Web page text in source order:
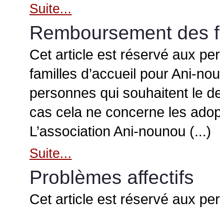
Suite...
Remboursement des
Cet article est réservé aux
familles d’accueil pour Ani-
personnes qui souhaitent le
cas cela ne concerne les
L’association Ani-nounou (...)
Suite...
Problèmes affectifs
Cet article est réservé aux